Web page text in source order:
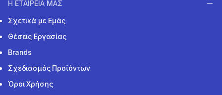
Η ΕΤΑΙΡΕΙΑ ΜΑΣ
Σχετικά με Εμάς
Θέσεις Εργασίας
Brands
Σχεδιασμός Προϊόντων
Όροι Χρήσης